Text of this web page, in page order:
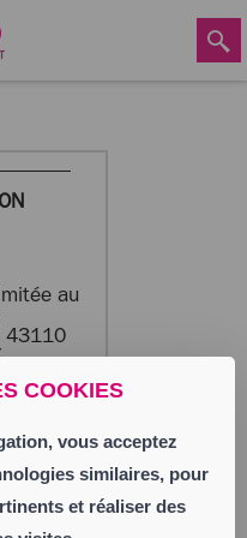
COOKIES
vous acceptez
similaires, pour
et réaliser des
au
43110
VELAY
date du
associés
Madame
durée